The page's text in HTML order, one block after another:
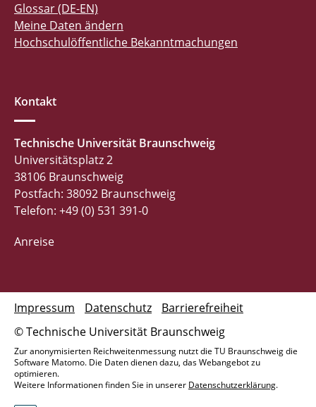
Glossar (DE-EN)
Meine Daten ändern
Hochschulöffentliche Bekanntmachungen
Kontakt
Technische Universität Braunschweig
Universitätsplatz 2
38106 Braunschweig
Postfach: 38092 Braunschweig
Telefon: +49 (0) 531 391-0
Anreise
© Technische Universität Braunschweig
Impressum Datenschutz Barrierefreiheit
Zur anonymisierten Reichweitenmessung nutzt die TU Braunschweig die
Software Matomo. Die Daten dienen dazu, das Webangebot zu
optimieren.
Weitere Informationen finden Sie in unserer Datenschutzerklärung.